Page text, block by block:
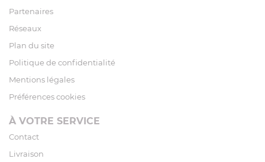
Partenaires
Réseaux
Plan du site
Politique de confidentialité
Mentions légales
Préférences cookies
À VOTRE SERVICE
Contact
Livraison